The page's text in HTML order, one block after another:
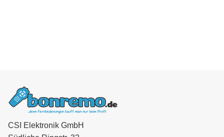
CSI Elektronik GmbH